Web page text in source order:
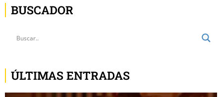
BUSCADOR
ÚLTIMAS ENTRADAS